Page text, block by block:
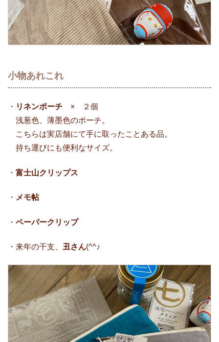
小物あれこれ
・ リネンポーチ × ２個
浅葱色、薄墨色のポーチ。
こちらは実店舗にて手に取ったことある品。
持ち運びにも便利なサイズ。
・ 富士山クリップス
・ メモ帖
・ ペーパークリップ
・来年の干支、 丑さん(^^♪